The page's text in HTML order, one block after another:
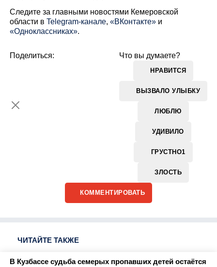
Cледите за главными новостями Кемеровской
области в Telegram-канале, «ВКонтакте» и
«Одноклассниках».
Что вы думаете?
НРАВИТСЯ
ВЫЗВАЛО УЛЫБКУ
ЛЮБЛЮ
УДИВИЛО
ГРУСТНО1
ЗЛОСТЬ
Поделиться:
КОММЕНТИРОВАТЬ
ЧИТАЙТЕ ТАКЖЕ
В Кузбассе судьба семерых пропавших детей остаётся